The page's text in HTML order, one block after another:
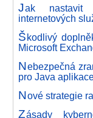
Jak nastavit
internetových
Škodlivý
Microsoft
Nebezpečná
pro Java
Nové strategie
Zásady